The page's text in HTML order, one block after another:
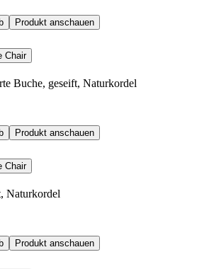
Produkt anschauen
Chair
Buche, geseift, Naturkordel
Produkt anschauen
Chair
Naturkordel
Produkt anschauen